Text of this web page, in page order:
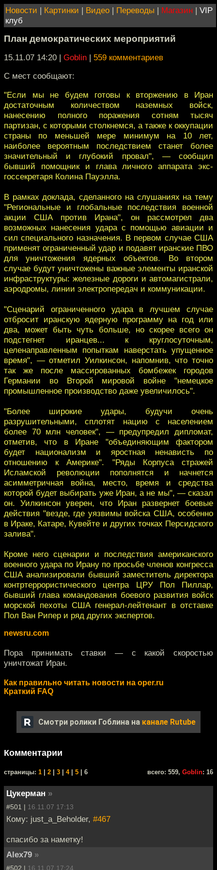
Новости | Картинки | Видео | Переводы | Магазин | VIP
клуб
План демократических мероприятий
15.11.07 14:20 | Goblin | 559 комментариев
С мест сообщают:
"Если мы не будем готовы к вторжению в Иран
достаточным количеством наземных войск,
нанесению полного поражения сотням тысяч
партизан, с которыми столкнемся, а также к оккупации
страны по меньшей мере минимум на 10 лет,
наиболее вероятным последствием станет более
значительный и глубокий провал", — сообщил
бывший помощник и глава личного аппарата экс-
госсекретаря Колина Пауэлла.
В рамках доклада, сделанного на слушаниях на тему
"Региональные и глобальные последствия военной
акции США против Ирана", он рассмотрел два
возможных нанесения удара с помощью авиации и
сил специального назначения. В первом случае США
применят ограниченный удар и подавят иранские ПВО
для уничтожения ядерных объектов. Во втором
случае будут уничтожены важные элементы иранской
инфраструктуры: железные дороги и автомагистрали,
аэродромы, линии электропередач и коммуникации.
"Сценарий ограниченного удара в лучшем случае
отбросит иранскую ядерную программу на год или
два, может быть чуть больше, но скорее всего он
подстегнет иранцев... к круглосуточным,
целенаправленным попыткам наверстать упущенное
время", — отметил Уилкинсон, напомнив, что точно
так же после массированных бомбежек городов
Германии во Второй мировой войне "немецкое
промышленное производство даже увеличилось".
"Более широкие удары, будучи очень
разрушительными, сплотят нацию с населением
более 70 млн человек", — предупредил дипломат,
отметив, что в Иране "объединяющим фактором
будет национализм и яростная ненависть по
отношению к Америке". "Ряды Корпуса стражей
Исламской революции пополнятся и начнется
асимметричная война, место, время и средства
которой будет выбирать уже Иран, а не мы", — сказал
он. Уилкинсон уверен, что Иран развернет боевые
действия "везде, где уязвимы войска США, особенно
в Ираке, Катаре, Кувейте и других точках Персидского
залива".
Кроме него сценарии и последствия американского
военного удара по Ирану по просьбе членов конгресса
США анализировали бывший заместитель директора
контртеррористического центра ЦРУ Пол Пиллар,
бывший глава командования боевого развития войск
морской пехоты США генерал-лейтенант в отставке
Пол Ван Рипер и ряд других экспертов.
newsru.com
Пора принимать ставки — с какой скоростью
уничтожат Иран.
Как правильно читать новости на oper.ru
Краткий FAQ
Смотри ролики Гоблина на канале Rutube
Комментарии
cтраницы: 1 2 3 4| 5 | 6 всего: 559, Goblin: 16
Цукерман »
#501 | 16.11.07 17:13
Кому: just_a_Beholder, #467
спасибо за наметку!
Alex79 »
#502 | 16.11.07 17:24